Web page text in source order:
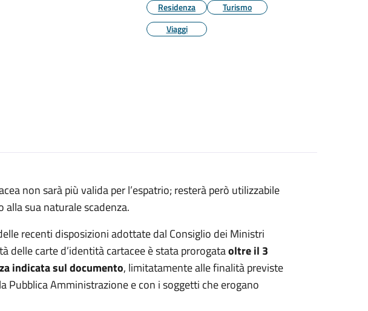
Residenza
Turismo
Viaggi
non sarà più valida per l’espatrio; resterà però utilizzabile
sua naturale scadenza.
recenti disposizioni adottate dal Consiglio dei Ministri
delle carte d’identità cartacee è stata prorogataoltre il 3
indicata sul documento, limitatamente alle finalità previste
Pubblica Amministrazione e con i soggetti che erogano